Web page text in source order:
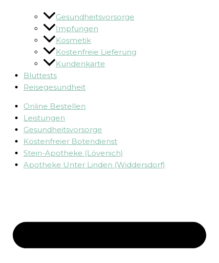
Gesundheitsvorsorge
Impfungen
Kosmetik
Kostenfreie Lieferung
Kundenkarte
Bluttests
Reisegesundheit
Online Bestellen
Leistungen
Gesundheitsvorsorge
Kostenfreier Botendienst
Stein-Apotheke (Lövenich)
Apotheke Unter Linden (Widdersdorf)